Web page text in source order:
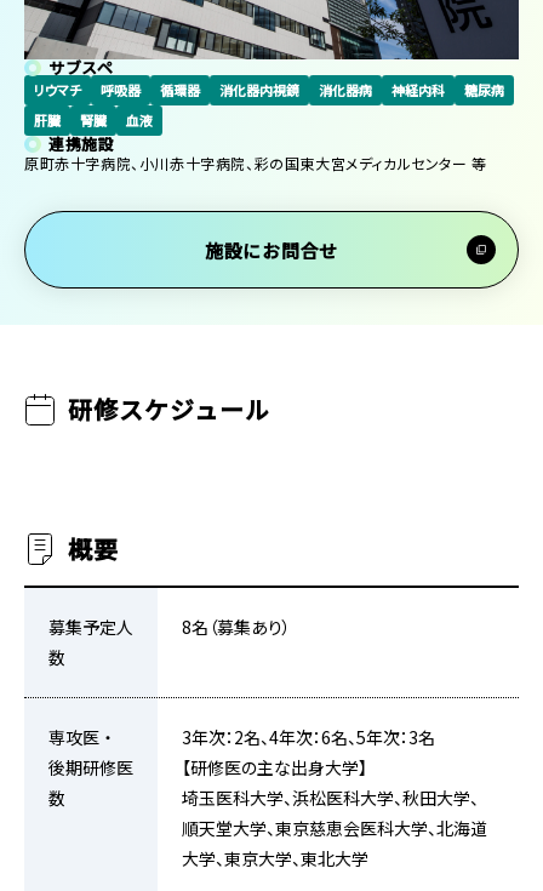
サブスペ
リウマチ 呼吸器 循環器 消化器内視鏡 消化器病 神経内科
糖尿病
肝臓
腎臓 血液
連携施設
原町赤十字病院、小川赤十字病院、彩の国東大宮メディカルセンター 等
施設にお問合せ
研修スケジュール
概要
募集予定人
数
8名（募集あり）
専攻医・
後期研修医
数
3年次：2名、4年次：6名、5年次：3名
【研修医の主な出身大学】
埼玉医科大学、浜松医科大学、秋田大学、
順天堂大学、東京慈恵会医科大学、北海道
大学、東京大学、東北大学